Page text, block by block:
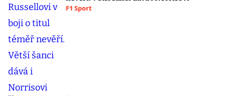
F1 Sport